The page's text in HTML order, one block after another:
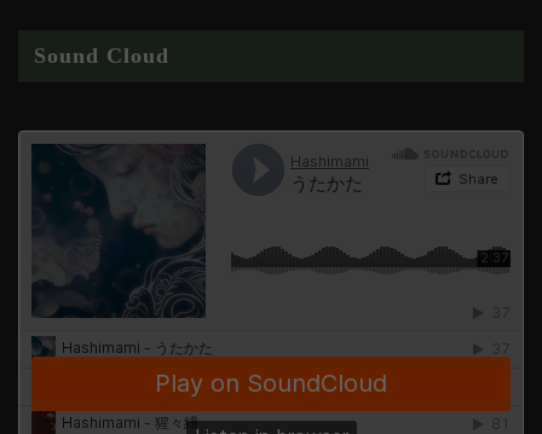
Sound Cloud